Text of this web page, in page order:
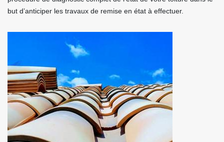
but d’anticiper les travaux de remise en état à effectuer.